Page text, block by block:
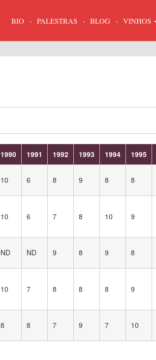
BIO PALESTRAS BLOG VINHOS
1990 1991 1992 1993 1994 1995
10 6 8 9 8 8
10 6 7 8 10 9
ND ND 9 8 9 8
10 7 8 8 8 9
8 8 7 9 7 10